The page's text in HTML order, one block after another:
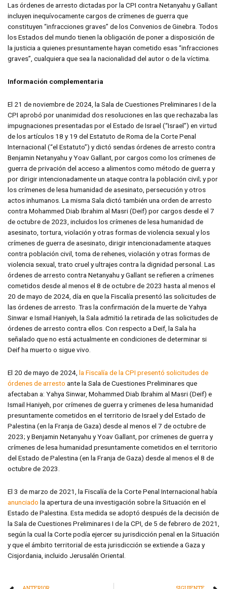
Las órdenes de arresto dictadas por la CPI contra Netanyahu y Gallant
incluyen inequívocamente cargos de crímenes de guerra que
constituyen “infracciones graves” de los Convenios de Ginebra. Todos
los Estados del mundo tienen la obligación de poner a disposición de
la justicia a quienes presuntamente hayan cometido esas “infracciones
graves”, cualquiera que sea la nacionalidad del autor o de la víctima.
Información complementaria
El 21 de noviembre de 2024, la Sala de Cuestiones Preliminares I de la
CPI aprobó por unanimidad dos resoluciones en las que rechazaba las
impugnaciones presentadas por el Estado de Israel (“Israel”) en virtud
de los artículos 18 y 19 del Estatuto de Roma de la Corte Penal
Internacional (“el Estatuto”) y dictó sendas órdenes de arresto contra
Benjamin Netanyahu y Yoav Gallant, por cargos como los crímenes de
guerra de privación del acceso a alimentos como método de guerra y
por dirigir intencionadamente un ataque contra la población civil; y por
los crímenes de lesa humanidad de asesinato, persecución y otros
actos inhumanos. La misma Sala dictó también una orden de arresto
contra Mohammed Diab Ibrahim al Masri (Deif) por cargos desde el 7
de octubre de 2023, incluidos los crímenes de lesa humanidad de
asesinato, tortura, violación y otras formas de violencia sexual y los
crímenes de guerra de asesinato, dirigir intencionadamente ataques
contra población civil, toma de rehenes, violación y otras formas de
violencia sexual, trato cruel y ultrajes contra la dignidad personal. Las
órdenes de arresto contra Netanyahu y Gallant se refieren a crímenes
cometidos desde al menos el 8 de octubre de 2023 hasta al menos el
20 de mayo de 2024, día en que la Fiscalía presentó las solicitudes de
las órdenes de arresto. Tras la confirmación de la muerte de Yahya
Sinwar e Ismail Haniyeh, la Sala admitió la retirada de las solicitudes de
órdenes de arresto contra ellos. Con respecto a Deif, la Sala ha
señalado que no está actualmente en condiciones de determinar si
Deif ha muerto o sigue vivo.
El 20 de mayo de 2024, la Fiscalía de la CPI presentó solicitudes de
órdenes de arresto ante la Sala de Cuestiones Preliminares que
afectaban a: Yahya Sinwar, Mohammed Diab Ibrahim al Masri (Deif) e
Ismail Haniyeh, por crímenes de guerra y crímenes de lesa humanidad
presuntamente cometidos en el territorio de Israel y del Estado de
Palestina (en la Franja de Gaza) desde al menos el 7 de octubre de
2023; y Benjamin Netanyahu y Yoav Gallant, por crímenes de guerra y
crímenes de lesa humanidad presuntamente cometidos en el territorio
del Estado de Palestina (en la Franja de Gaza) desde al menos el 8 de
octubre de 2023.
El 3 de marzo de 2021, la Fiscalía de la Corte Penal Internacional había
anunciado la apertura de una investigación sobre la Situación en el
Estado de Palestina. Esta medida se adoptó después de la decisión de
la Sala de Cuestiones Preliminares I de la CPI, de 5 de febrero de 2021,
según la cual la Corte podía ejercer su jurisdicción penal en la Situación
y que el ámbito territorial de esta jurisdicción se extiende a Gaza y
Cisjordania, incluido Jerusalén Oriental.